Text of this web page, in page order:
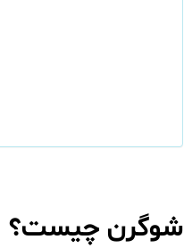
شوگرن چیست؟